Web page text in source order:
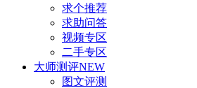
求个推荐
求助问答
视频专区
二手专区
大师测评NEW
图文评测